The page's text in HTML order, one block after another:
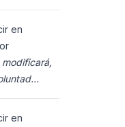
en
en